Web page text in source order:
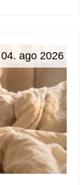
04. ago 2026